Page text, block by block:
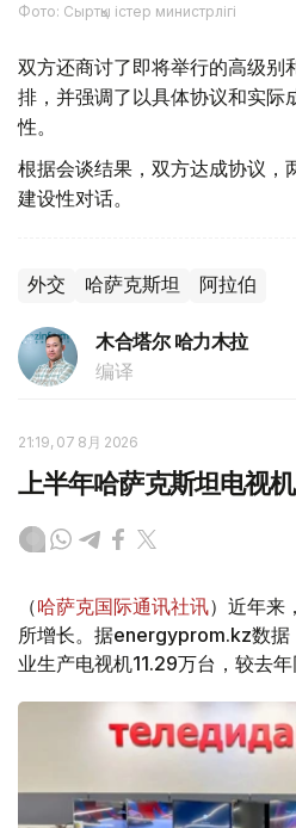
Фото: Сыртқы істер министрлігі
双方还商讨了即将举行的高级别
排，并强调了以具体协议和实际
性。
根据会谈结果，双方达成协议，
建设性对话。
外交 哈萨克斯坦 阿拉伯
木合塔尔 哈力木拉
编译
21:19, 07 8月 2026
上半年哈萨克斯坦电视
（哈萨克国际通讯社讯）近年来
所增长。据energyprom.kz数
业生产电视机11.29万台，较去年